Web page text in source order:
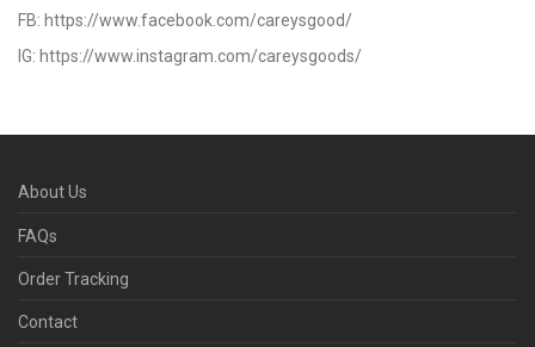
FB: https://www.facebook.com/careysgood/
IG: https://www.instagram.com/careysgoods/
About Us
FAQs
Order Tracking
Contact